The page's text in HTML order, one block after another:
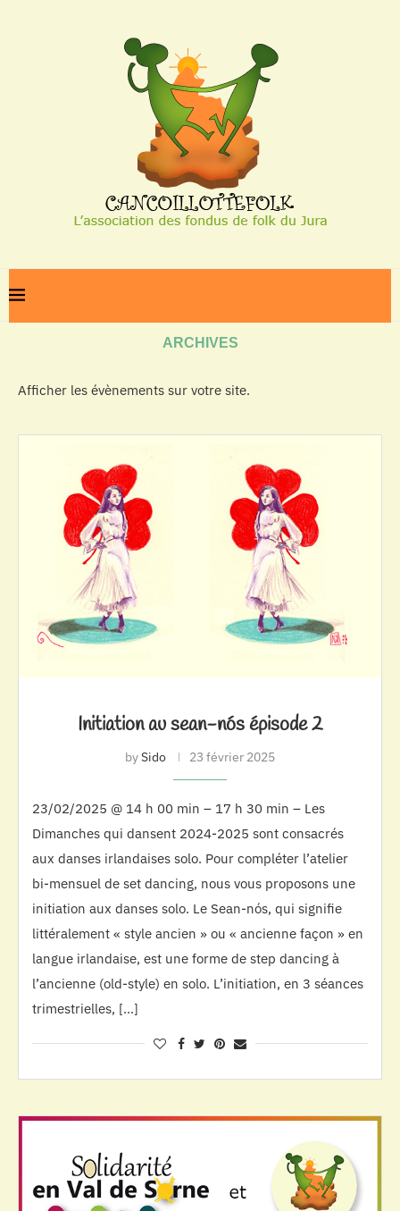
ARCHIVES
Afficher les évènements sur votre site.
Initiation au sean-nós épisode 2
bySido 23 février 2025
23/02/2025 @ 14 h 00 min – 17 h 30 min – Les
Dimanches qui dansent 2024-2025 sont consacrés
aux danses irlandaises solo. Pour compléter l’atelier
bi-mensuel de set dancing, nous vous proposons une
initiation aux danses solo. Le Sean-nós, qui signifie
littéralement « style ancien » ou « ancienne façon » en
langue irlandaise, est une forme de step dancing à
l’ancienne (old-style) en solo. L’initiation, en 3 séances
trimestrielles, […]